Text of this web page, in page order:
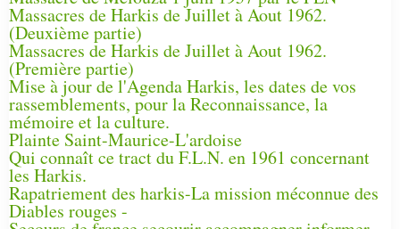
Massacres de Harkis de Juillet à Aout 1962.
(Deuxième partie)
Massacres de Harkis de Juillet à Aout 1962.
(Première partie)
Mise à jour de l'Agenda Harkis, les dates de vos
rassemblements, pour la Reconnaissance, la
mémoire et la culture.
Plainte Saint-Maurice-L'ardoise
Qui connaît ce tract du F.L.N. en 1961 concernant
les Harkis.
Rapatriement des harkis-La mission méconnue des
Diables rouges -